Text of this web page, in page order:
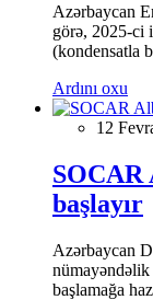
Azərbaycan
görə, 2025-ci
(kondensatla
Ardını oxu
12
SOCAR
başlayır
Azərbaycan
nümayəndəlik
başlamağa